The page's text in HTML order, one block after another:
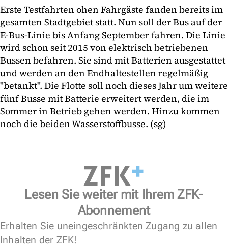
Erste Testfahrten ohen Fahrgäste fanden bereits im
gesamten Stadtgebiet statt. Nun soll der Bus auf der
E-Bus-Linie bis Anfang September fahren. Die Linie
wird schon seit 2015 von elektrisch betriebenen
Bussen befahren. Sie sind mit Batterien ausgestattet
und werden an den Endhaltestellen regelmäßig
"betankt". Die Flotte soll noch dieses Jahr um weitere
fünf Busse mit Batterie erweitert werden, die im
Sommer in Betrieb gehen werden. Hinzu kommen
noch die beiden Wasserstoffbusse. (sg)
Lesen Sie weiter mit Ihrem ZFK-
Abonnement
Erhalten Sie uneingeschränkten Zugang zu allen
Inhalten der ZFK!